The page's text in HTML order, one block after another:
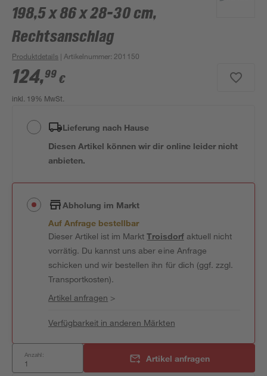
198,5 x 86 x 28-30 cm,
Rechtsanschlag
Produktdetails | Artikelnummer: 201150
124,99 €
inkl. 19% MwSt.
Lieferung nach Hause
Diesen Artikel können wir dir online leider nicht
anbieten.
Abholung im Markt
Auf Anfrage bestellbar
Dieser Artikel ist im MarktTroisdorfaktuell nicht
vorrätig. Du kannst uns aber eine Anfrage
schicken und wir bestellen ihn für dich (ggf. zzgl.
Transportkosten).
Artikel anfragen >
Verfügbarkeit in anderen Märkten
Anzahl: Artikel anfragen